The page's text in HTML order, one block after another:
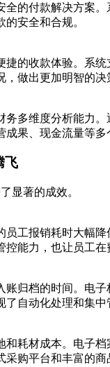
的付款解决方案
安全和合规。
的收款体验。系
做出更加明智的决
多维度分析能力
果、现金流量等
飞
显著的成效。
工报销耗时大幅
控能力，也让员工
归档的时间。电
自动化处理和集
耗材成本。电子
购平台和丰富的商